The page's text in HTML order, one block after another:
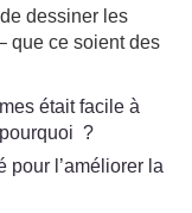
dessiner les
que ce soient des
était facile à
?
pour l’améliorer la